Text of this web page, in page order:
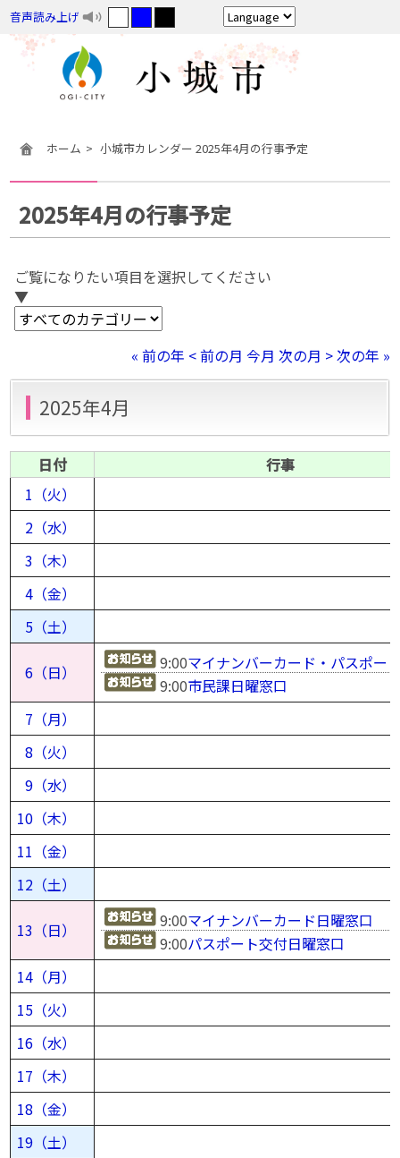
音声読み上げ
ホーム 小城市カレンダー 2025年4月の行事予定
2025年4月の行事予定
ご覧になりたい項目を選択してください
▼
« 前の年 < 前の月 今月 次の月 >次の年 »
2025年4月
1（火）
2（水）
3（木）
4（金）
5（土）
6（日） 9:00マイナンバーカード・パスポー
9:00市民課日曜窓口
7（月）
8（火）
9（水）
10（木）
11（金）
12（土）
13（日） 9:00マイナンバーカード日曜窓口
9:00パスポート交付日曜窓口
14（月）
15（火）
16（水）
17（木）
18（金）
19（土）
日付 行事